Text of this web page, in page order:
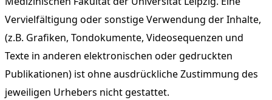
Vervielfältigung oder sonstige Verwendung der Inhalte,
(z.B. Grafiken, Tondokumente, Videosequenzen und
Texte in anderen elektronischen oder gedruckten
Publikationen) ist ohne ausdrückliche Zustimmung des
jeweiligen Urhebers nicht gestattet.